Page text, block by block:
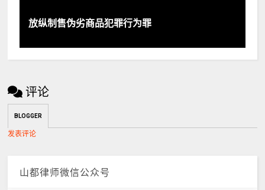
放纵制售伪劣商品犯罪行为罪
评论
BLOGGER
发表评论
山都律师微信公众号